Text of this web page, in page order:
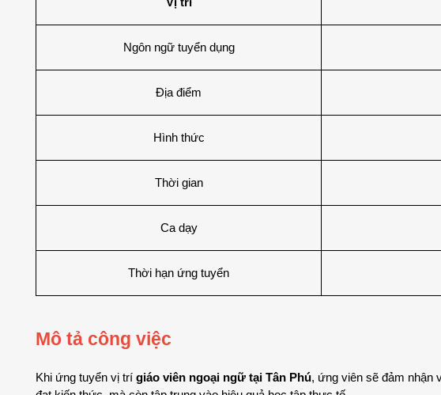
Ngôn ngữ tuyển dụng
Địa điểm
Hình thức
Thời gian
Ca dạy
Thời hạn ứng tuyển
Mô tả công việc
Khi ứng tuyển vị trí giáo viên ngoại ngữ tại Tân Phú, ứng viên sẽ đảm nhận